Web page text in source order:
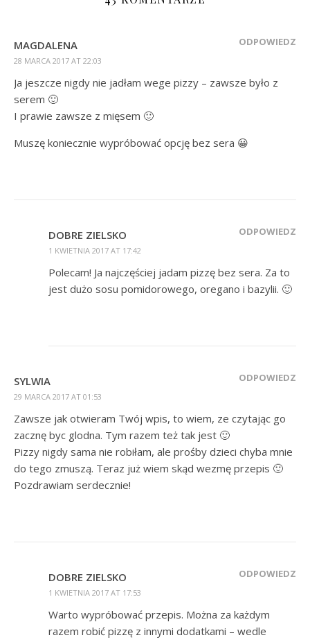
MAGDALENA
28 MARCA 2017 AT 22:03
ODPOWIEDZ
Ja jeszcze nigdy nie jadłam wege pizzy – zawsze było z
serem 🙂
I prawie zawsze z mięsem 🙂
Muszę koniecznie wypróbować opcję bez sera 😀
DOBRE ZIELSKO
1 KWIETNIA 2017 AT 17:42
ODPOWIEDZ
Polecam! Ja najczęściej jadam pizzę bez sera. Za to
jest dużo sosu pomidorowego, oregano i bazylii. 🙂
SYLWIA
29 MARCA 2017 AT 01:53
ODPOWIEDZ
Zawsze jak otwieram Twój wpis, to wiem, ze czytając go
zacznę byc glodna. Tym razem też tak jest 🙂
Pizzy nigdy sama nie robiłam, ale prośby dzieci chyba mnie
do tego zmuszą. Teraz już wiem skąd wezmę przepis 🙂
Pozdrawiam serdecznie!
DOBRE ZIELSKO
1 KWIETNIA 2017 AT 17:53
ODPOWIEDZ
Warto wypróbować przepis. Można za każdym
razem robić pizzę z innymi dodatkami – wedle